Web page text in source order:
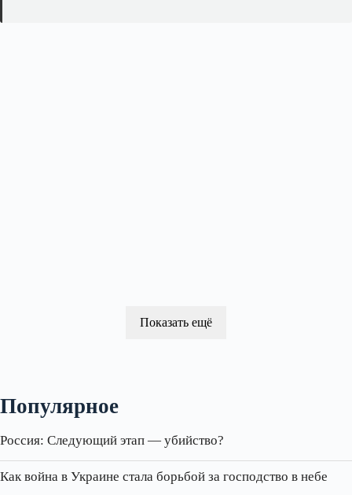
Показать ещё
Популярное
Россия: Следующий этап — убийство?
Как война в Украине стала борьбой за господство в небе